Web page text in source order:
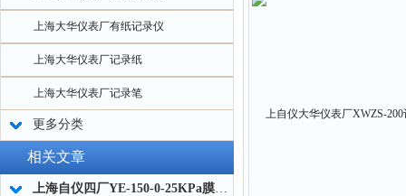
上海大华仪表厂有纸记录仪
上海大华仪表厂记录纸
上海大华仪表厂记录笔
更多分类
相关文章
上海自仪四厂YE-150-0-25KPa膜盒压力表技术指标与材质说明